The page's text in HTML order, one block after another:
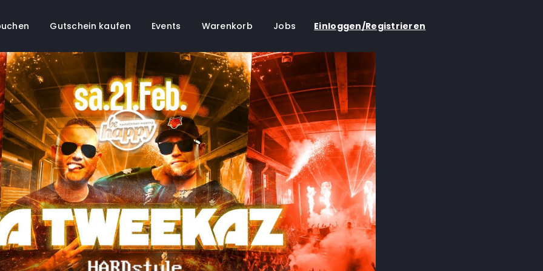
Einloggen/Registrieren
Gutschein kaufen Events Warenkorb Jobs